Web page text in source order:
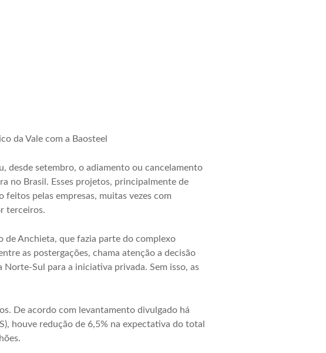
da Vale com a Baosteel
desde setembro, o adiamento ou cancelamento
no Brasil. Esses projetos, principalmente de
pelas empresas, muitas vezes com
terceiros.
de Anchieta, que fazia parte do complexo
as postergações, chama atenção a decisão
Sul para a iniciativa privada. Sem isso, as
De acordo com levantamento divulgado há
houve redução de 6,5% na expectativa do total